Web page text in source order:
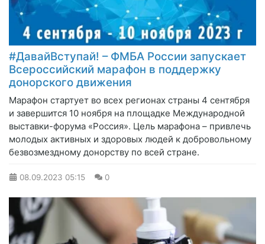
#ДавайВступай! – ФМБА России запускает
Всероссийский марафон в поддержку
донорского движения
Марафон стартует во всех регионах страны 4 сентября
и завершится 10 ноября на площадке Международной
выставки-форума «Россия». Цель марафона – привлечь
молодых активных и здоровых людей к добровольному
безвозмездному донорству по всей стране.
08.09.2023 05:15 0